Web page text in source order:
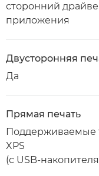
сторонний
приложения
Двусторонняя
Да
Прямая печать
Поддерживаемые
XPS
(с USB-